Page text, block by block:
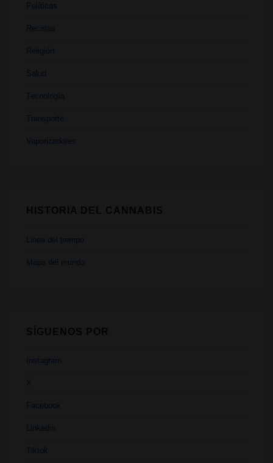
Políticas
Recetas
Religión
Salud
Tecnología
Transporte
Vaporizadores
Linea del tiempo
Mapa del mundo
Instagram
X
Facebook
Linkedin
Tiktok